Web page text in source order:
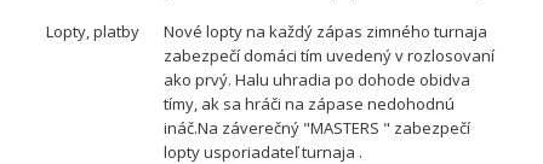
Lopty, platby
Nové lopty na každý zápas zimného turnaja
zabezpečí domáci tím uvedený v rozlosovaní
ako prvý. Halu uhradia po dohode obidva
tímy, ak sa hráči na zápase nedohodnú
ináč.Na záverečný "MASTERS " zabezpečí
lopty usporiadateľ turnaja .